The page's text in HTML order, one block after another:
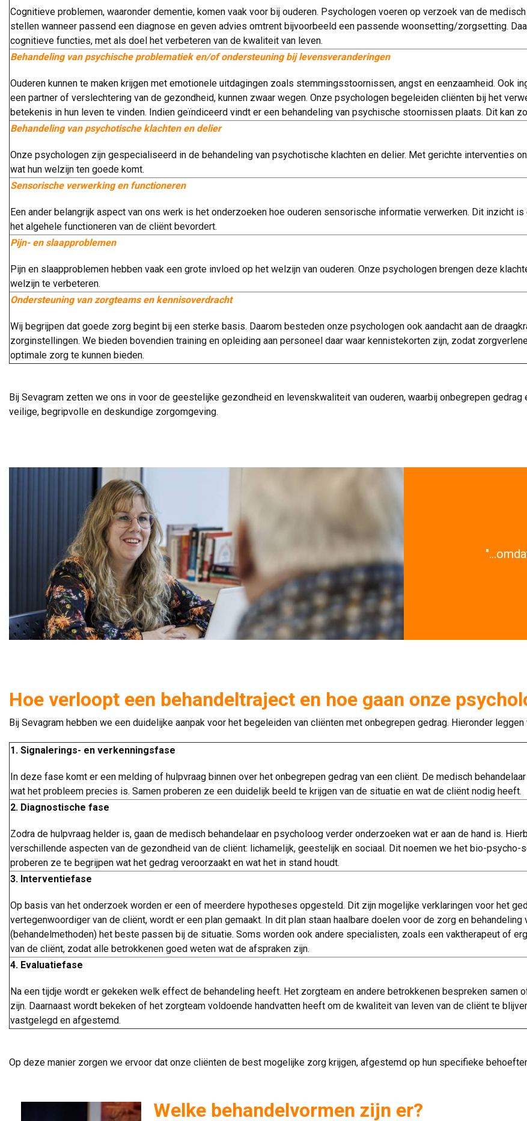
Cognitieve problemen, waaronder dementie, komen vaak voor bij ouderen. Psychologen voeren op verzoek van de
stellen wanneer passend een diagnose en geven advies omtrent bijvoorbeeld een passende woonsetting/zorgsetting.
cognitieve functies, met als doel het verbeteren van de kwaliteit van leven.
Behandeling van psychische problematiek en/of ondersteuning bij levensveranderingen
Ouderen kunnen te maken krijgen met emotionele uitdagingen zoals stemmingsstoornissen, angst en eenzaamheid. Ook
een partner of verslechtering van de gezondheid, kunnen zwaar wegen. Onze psychologen begeleiden cliënten bij het
betekenis in hun leven te vinden. Indien geïndiceerd vindt er een behandeling van psychische stoornissen plaats. Dit kan
Behandeling van psychotische klachten en delier
Onze psychologen zijn gespecialiseerd in de behandeling van psychotische klachten en delier. Met gerichte interventies
wat hun welzijn ten goede komt.
Sensorische verwerking en functioneren
Een ander belangrijk aspect van ons werk is het onderzoeken hoe ouderen sensorische informatie verwerken. Dit inzicht
het algehele functioneren van de cliënt bevordert.
Pijn- en slaapproblemen
Pijn en slaapproblemen hebben vaak een grote invloed op het welzijn van ouderen. Onze psychologen brengen deze
welzijn te verbeteren.
Ondersteuning van zorgteams en kennisoverdracht
Wij begrijpen dat goede zorg begint bij een sterke basis. Daarom besteden onze psychologen ook aandacht aan de
zorginstellingen. We bieden bovendien training en opleiding aan personeel daar waar kennistekorten zijn, zodat
optimale zorg te kunnen bieden.
Bij Sevagram zetten we ons in voor de geestelijke gezondheid en levenskwaliteit van ouderen, waarbij onbegrepen
veilige, begripvolle en deskundige zorgomgeving.
Hoe verloopt een behandeltraject en hoe gaan onze
Bij Sevagram hebben we een duidelijke aanpak voor het begeleiden van cliënten met onbegrepen gedrag. Hieronder
1. Signalerings- en verkenningsfase
In deze fase komt er een melding of hulpvraag binnen over het onbegrepen gedrag van een cliënt. De medisch
wat het probleem precies is. Samen proberen ze een duidelijk beeld te krijgen van de situatie en wat de cliënt nodig heeft.
2. Diagnostische fase
Zodra de hulpvraag helder is, gaan de medisch behandelaar en psycholoog verder onderzoeken wat er aan de hand is.
verschillende aspecten van de gezondheid van de cliënt: lichamelijk, geestelijk en sociaal. Dit noemen we het bio-
proberen ze te begrijpen wat het gedrag veroorzaakt en wat het in stand houdt.
3. Interventiefase
Op basis van het onderzoek worden er een of meerdere hypotheses opgesteld. Dit zijn mogelijke verklaringen voor het
vertegenwoordiger van de cliënt, wordt er een plan gemaakt. In dit plan staan haalbare doelen voor de zorg en
(behandelmethoden) het beste passen bij de situatie. Soms worden ook andere specialisten, zoals een vaktherapeut of
van de cliënt, zodat alle betrokkenen goed weten wat de afspraken zijn.
4. Evaluatiefase
Na een tijdje wordt er gekeken welk effect de behandeling heeft. Het zorgteam en andere betrokkenen bespreken
zijn. Daarnaast wordt bekeken of het zorgteam voldoende handvatten heeft om de kwaliteit van leven van de cliënt te
vastgelegd en afgestemd.
Op deze manier zorgen we ervoor dat onze cliënten de best mogelijke zorg krijgen, afgestemd op hun specifieke
Welke behandelvormen zijn er?